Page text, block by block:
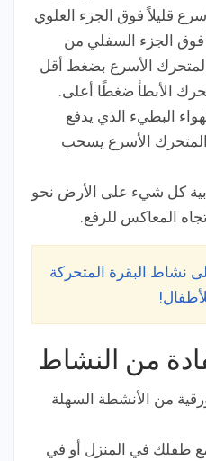
قليلاً فوق الجزء العلوي
فوق الجزء السفلي من
المتحرك الأسرع بضغط أقل
الأبطأ ضغطًا أعلى.
البطيء الذي يدفع
المتحرك الأسرع يسحب
كل شيء على الأرض نحو
المعاكس للرفع.
نشاط البقرة المتحركة
من النشاط
من الأنشطة السهلة
طفلك في المنزل أو في